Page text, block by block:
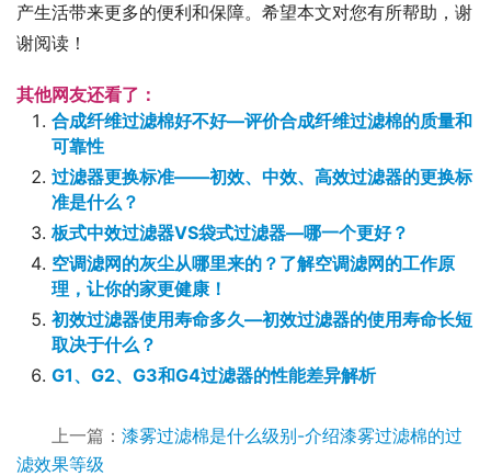
产生活带来更多的便利和保障。希望本文对您有所帮助，谢
谢阅读！
其他网友还看了：
合成纤维过滤棉好不好—评价合成纤维过滤棉的质量和
可靠性
过滤器更换标准——初效、中效、高效过滤器的更换标
准是什么？
板式中效过滤器VS袋式过滤器—哪一个更好？
空调滤网的灰尘从哪里来的？了解空调滤网的工作原
理，让你的家更健康！
初效过滤器使用寿命多久—初效过滤器的使用寿命长短
取决于什么？
G1、G2、G3和G4过滤器的性能差异解析
上一篇： 漆雾过滤棉是什么级别-介绍漆雾过滤棉的过
滤效果等级